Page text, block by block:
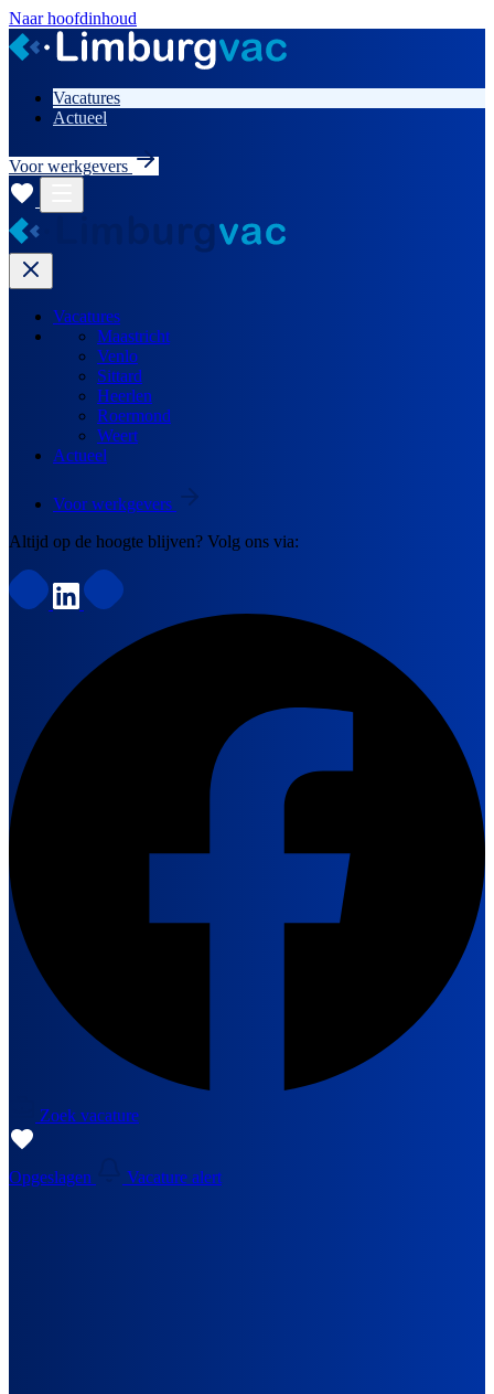
Naar hoofdinhoud
Vacatures
Actueel
Voor werkgevers
Vacatures
Maastricht
Venlo
Sittard
Heerlen
Roermond
Weert
Actueel
Voor werkgevers
Altijd op de hoogte blijven? Volg ons via:
Zoek vacature
Opgeslagen Vacature alert